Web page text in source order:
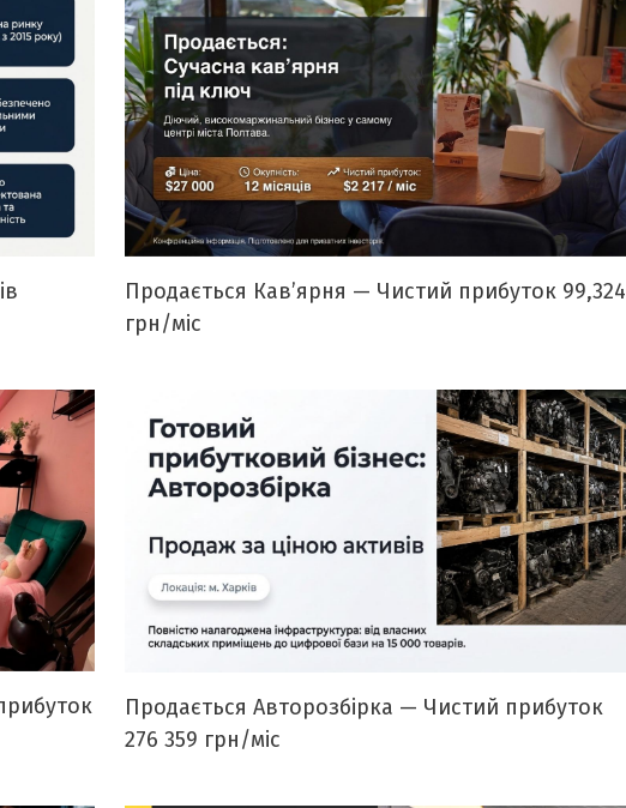
Продається Кавʼярня — Чистий прибуток 99,324
грн/міс
Продається Авторозбірка — Чистий прибуток
276 359 грн/міс